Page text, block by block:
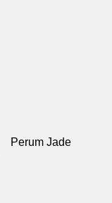
Perum Jade